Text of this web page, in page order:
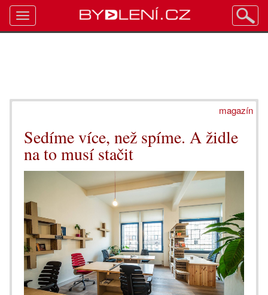
magazín
Sedíme více, než spíme. A židle
na to musí stačit
Toggle
navigation